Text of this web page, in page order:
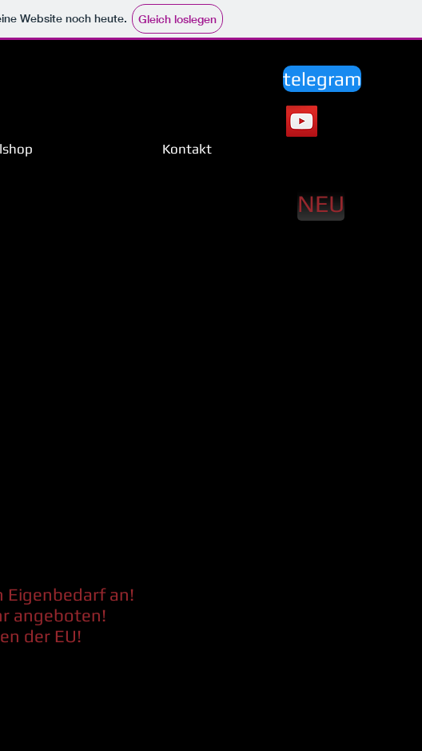
Website noch heute. Gleich loslegen
Kontakt
Eigenbedarf an!
angeboten!
der EU!
telegram
NEU